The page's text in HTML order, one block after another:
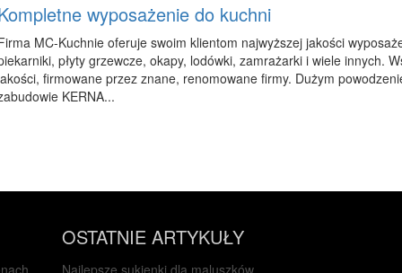
wyposażenie do kuchni
MC-Kuchnie oferuje swoim klientom najwyższej jakości
płyty grzewcze, okapy, lodówki, zamrażarki i wiele innych.
firmowane przez znane, renomowane firmy. Dużym
KERNA...
OSTATNIE ARTYKUŁY
Najlepsze sukienki dla maluszków